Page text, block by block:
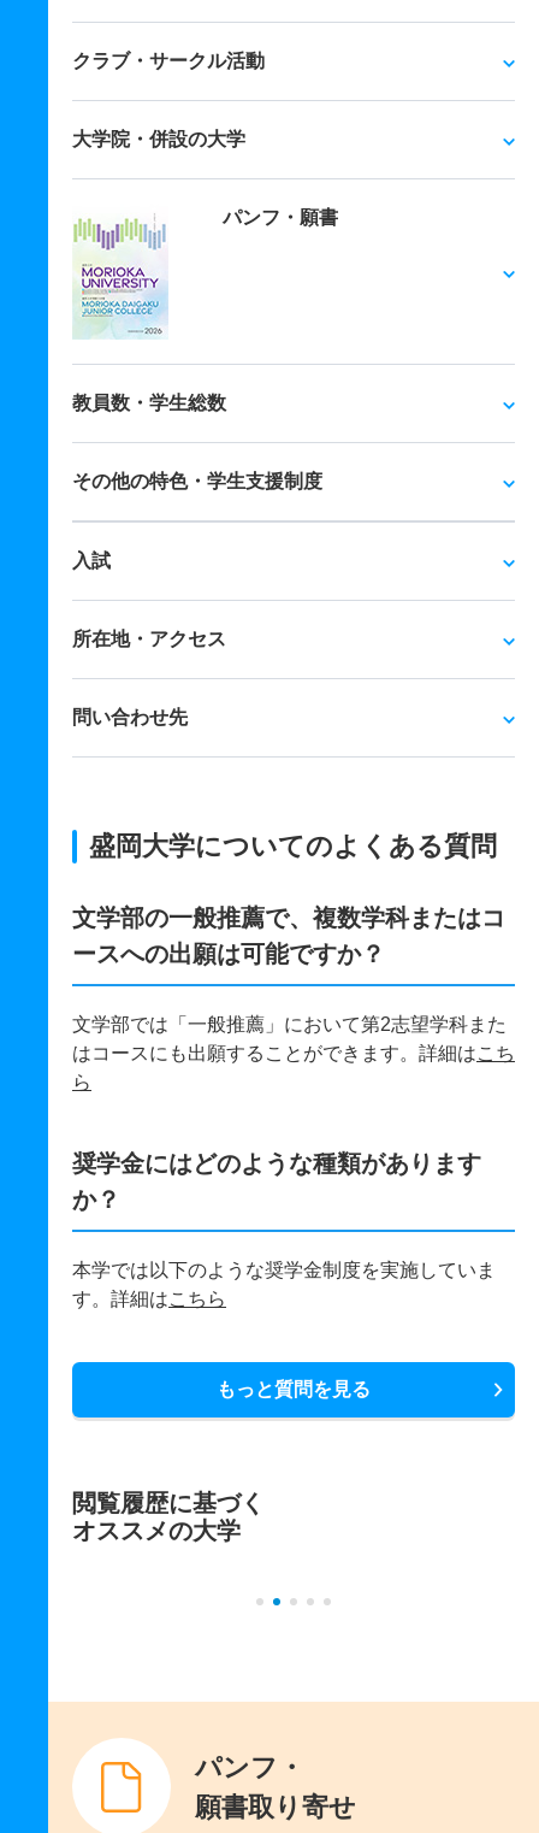
クラブ・サークル活動
大学院・併設の大学
パンフ・願書
教員数・学生総数
その他の特色・学生支援制度
入試
所在地・アクセス
問い合わせ先
盛岡大学についてのよくある質問
文学部の一般推薦で、複数学科またはコ
ースへの出願は可能ですか？
文学部では「一般推薦」において第2志望学科また
はコースにも出願することができます。詳細はこち
ら
奨学金にはどのような種類があります
か？
本学では以下のような奨学金制度を実施していま
す。詳細はこちら
もっと質問を見る
閲覧履歴に基づく
オススメの大学
パンフ・
願書取り寄せ